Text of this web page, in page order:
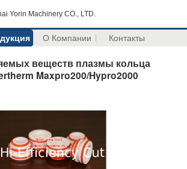
Yorin Machinery CO., LTD.
О Компании Контакты
веществ плазмы кольца
Maxpro200/Hypro2000